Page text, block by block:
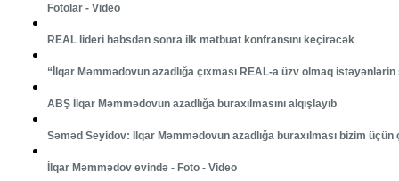
Fotolar - Video
REAL lideri həbsdən sonra ilk mətbuat konfransını keçirəcək
“İlqar Məmmədovun azadlığa çıxması REAL-a üzv olmaq
ABŞ İlqar Məmmədovun azadlığa buraxılmasını alqışlayıb
Səməd Seyidov: İlqar Məmmədovun azadlığa buraxılması bizim
İlqar Məmmədov evində - Foto - Video